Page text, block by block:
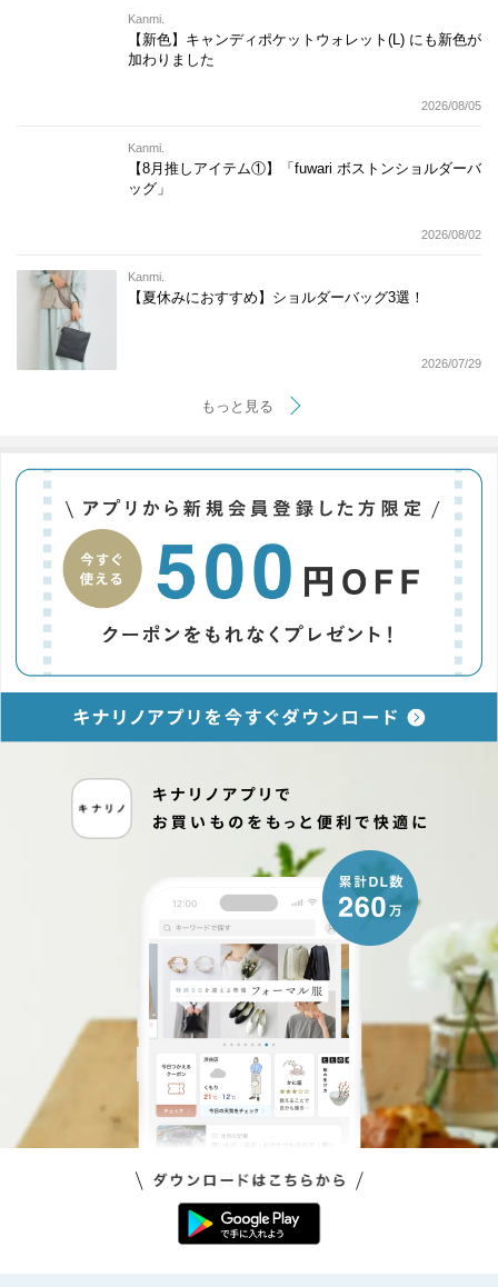
Kanmi.
【新色】キャンディポケットウォレット(L) にも新色が
加わりました
2026/08/05
Kanmi.
【8月推しアイテム①】「fuwari ボストンショルダーバ
ッグ」
2026/08/02
Kanmi.
【夏休みにおすすめ】ショルダーバッグ3選！
2026/07/29
もっと見る